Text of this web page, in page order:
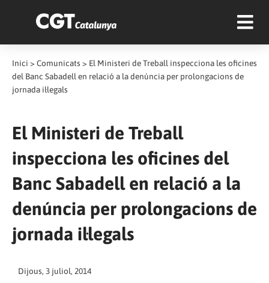
Inici > Comunicats > El Ministeri de Treball inspecciona les oficines
del Banc Sabadell en relació a la denúncia per prolongacions de
jornada il·legals
El Ministeri de Treball
inspecciona les oficines del
Banc Sabadell en relació a la
denúncia per prolongacions de
jornada il·legals
Dijous, 3 juliol, 2014